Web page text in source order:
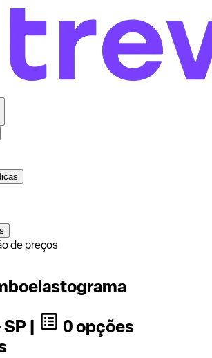
de preços
|
0 opções